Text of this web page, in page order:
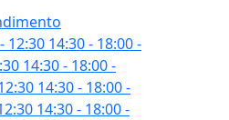
12:30 14:30 - 18:00-
14:30 - 18:00-
14:30 - 18:00-
14:30 - 18:00-